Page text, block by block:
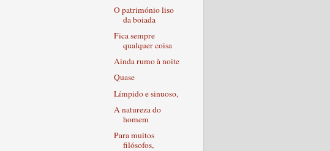
O património liso
da boiada
Fica sempre
qualquer coisa
Ainda rumo à noite
Quase
Límpido e sinuoso,
A natureza do
homem
Para muitos
filósofos,